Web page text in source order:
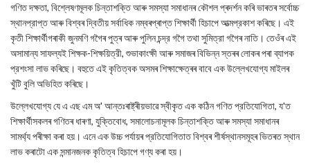
গণিত দক্ষতা, বিশ্লেষণমূলক চিন্তাশক্তি আৰু সমস্যা সমাধানৰ কৌশল প্ৰদৰ্শন কৰি ভাৰতৰ সৰ্বোচ্চ
স্থানপ্রাপ্ত আৰু বিশ্বৰ দ্বিতীয় সৰ্বাধিক নম্বৰপ্ৰাপ্ত শিক্ষার্থী হিচাপে আত্মপ্রকাশ কৰিছে। এই
কৃতী শিক্ষার্থীগৰাকী জুনমণি গগৈৰ পুত্ৰ আৰু পুলিন চন্দ্র গগৈ তথা সুমিত্রা গগৈৰ নাতি। তেওঁৰ এই
অসামান্য সাফল্যই শিক্ষক-শিক্ষয়িত্রী, শুভাকাংক্ষী আৰু সমাজৰ বিভিন্ন স্তৰৰ লোকৰ পৰা ব্যাপক
প্রশংসা লাভ কৰিছে। বহুতে এই কৃতিত্বক অসমৰ শিক্ষাক্ষেত্ৰৰ বাবে এক উল্লেখযোগ্য মাইলৰ
খুঁটি বুলি অভিহিত কৰিছে।
উল্লেখযোগ্য যে এ এছ এম অ' আন্তঃৰাষ্ট্ৰীয়ভাৱে স্বীকৃত এক কঠিন গণিত প্রতিযোগিতা, য'ত
শিক্ষাৰ্থীসকলৰ গণিতৰ ধাৰণা, যুক্তিবোধ, সমালোচনামূলক চিন্তাশক্তি আৰু সমস্যা সমাধানৰ
সামৰ্থ্য পৰীক্ষা কৰা হয়। এনে এক উচ্চ পৰ্যায়ৰ প্রতিযোগিতাত বিশ্বৰ শীৰ্ষস্থানসমূহৰ ভিতৰত স্থান
লাভ কৰাটো এক সন্মানজনক কৃতিত্ব হিচাপে গণ্য কৰা হয়।